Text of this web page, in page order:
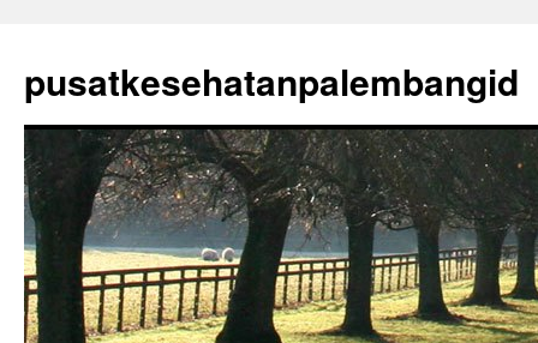
content
pusatkesehatanpalembangid